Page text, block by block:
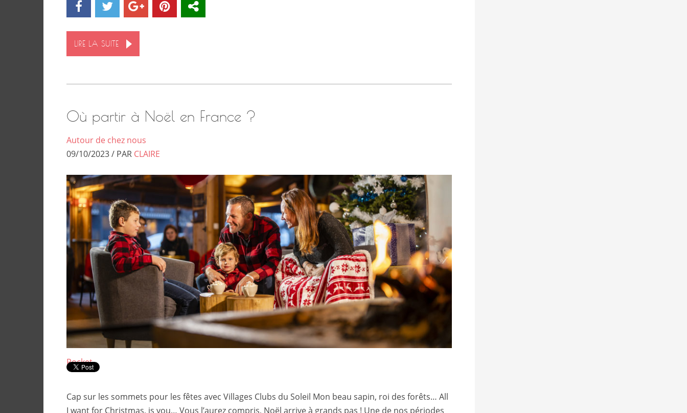
LIRE LA SUITE
Où partir à Noël en France ?
Autour de chez nous
09/10/2023 / PAR CLAIRE
Pocket
Cap sur les sommets pour les fêtes avec Villages Clubs du Soleil Mon beau sapin, roi des forêts… All
I want for Christmas, is you… Vous l’aurez compris, Noël arrive à grands pas ! Une de nos périodes